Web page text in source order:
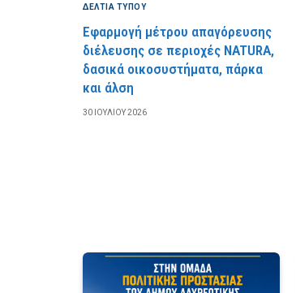
ΔΕΛΤΙΑ ΤΥΠΟΥ
Εφαρμογή μέτρου απαγόρευσης
διέλευσης σε περιοχές NATURA,
δασικά οικοσυστήματα, πάρκα
και άλση
30 ΙΟΥΛΊΟΥ 2026